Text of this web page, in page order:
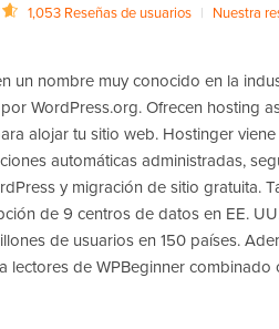
1,053 Reseñas de usuarios | Nuestra
un nombre muy conocido en la
WordPress.org. Ofrecen hosting
alojar tu sitio web. Hostinger
automáticas administradas,
y migración de sitio gratuita.
de 9 centros de datos en EE.
de usuarios en 150 países.
lectores de WPBeginner